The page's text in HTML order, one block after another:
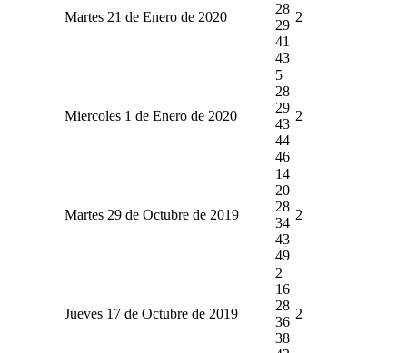
Martes 21 de Enero de 2020
28
29
41
43
2
Miercoles 1 de Enero de 2020
5
28
29
43
44
46
2
Martes 29 de Octubre de 2019
14
20
28
34
43
49
2
Jueves 17 de Octubre de 2019
2
16
28
36
38
2